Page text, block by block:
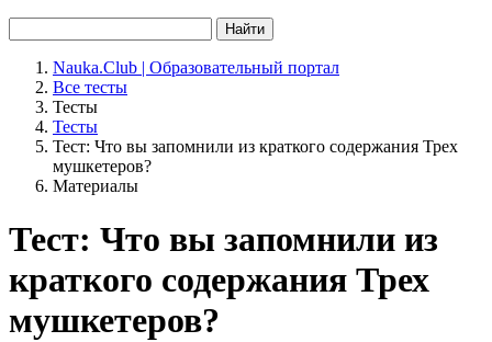
Найти
Nauka.Club | Образовательный портал
Все тесты
Тесты
Тесты
Тест: Что вы запомнили из краткого содержания Трех
мушкетеров?
Материалы
Тест: Что вы запомнили из
краткого содержания Трех
мушкетеров?